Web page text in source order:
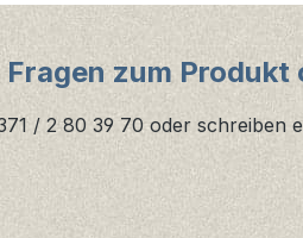
Fragen zum
/ 2 80 39 70 oder schreiben